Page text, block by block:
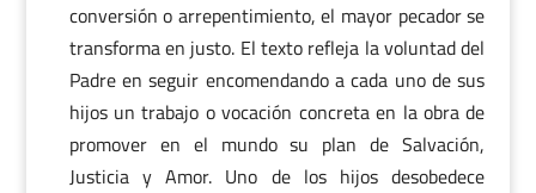
conversión o arrepentimiento, el mayor pecador se
transforma en justo. El texto refleja la voluntad del
Padre en seguir encomendando a cada uno de sus
hijos un trabajo o vocación concreta en la obra de
promover en el mundo su plan de Salvación,
Justicia y Amor. Uno de los hijos desobedece